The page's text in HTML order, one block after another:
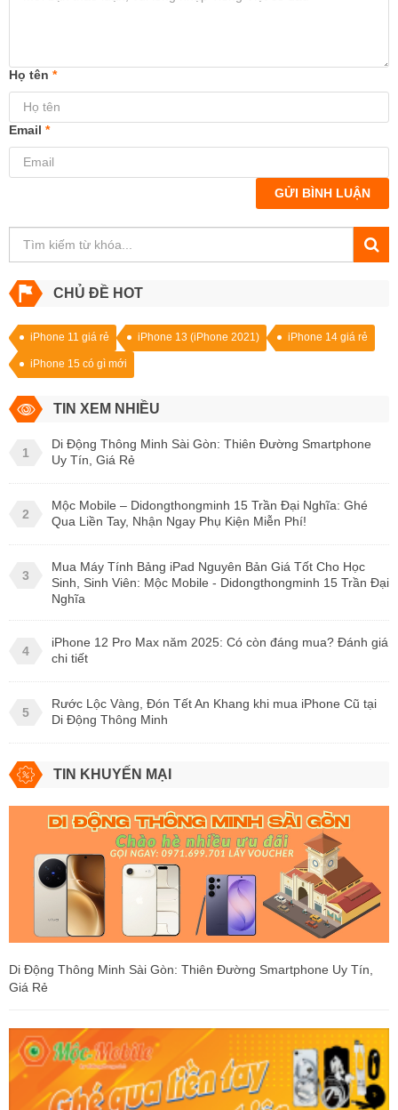
Họ tên *
Email *
GỬI BÌNH LUẬN
CHỦ ĐỀ HOT
iPhone 11 giá rẻ iPhone 13 (iPhone 2021) iPhone 14 giá rẻ
iPhone 15 có gì mới
TIN XEM NHIỀU
1
Di Động Thông Minh Sài Gòn: Thiên Đường Smartphone
Uy Tín, Giá Rẻ
2
Mộc Mobile – Didongthongminh 15 Trần Đại Nghĩa: Ghé
Qua Liền Tay, Nhận Ngay Phụ Kiện Miễn Phí!
3
Mua Máy Tính Bảng iPad Nguyên Bản Giá Tốt Cho Học
Sinh, Sinh Viên: Mộc Mobile - Didongthongminh 15 Trần Đại
Nghĩa
4
iPhone 12 Pro Max năm 2025: Có còn đáng mua? Đánh giá
chi tiết
5
Rước Lộc Vàng, Đón Tết An Khang khi mua iPhone Cũ tại
Di Động Thông Minh
TIN KHUYẾN MẠI
Di Động Thông Minh Sài Gòn: Thiên Đường Smartphone Uy Tín,
Giá Rẻ